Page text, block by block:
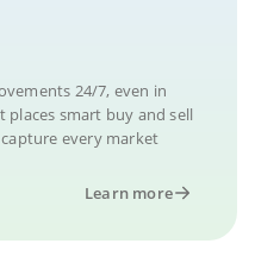
24/7, even in
places smart buy and sell
every market
Learn more